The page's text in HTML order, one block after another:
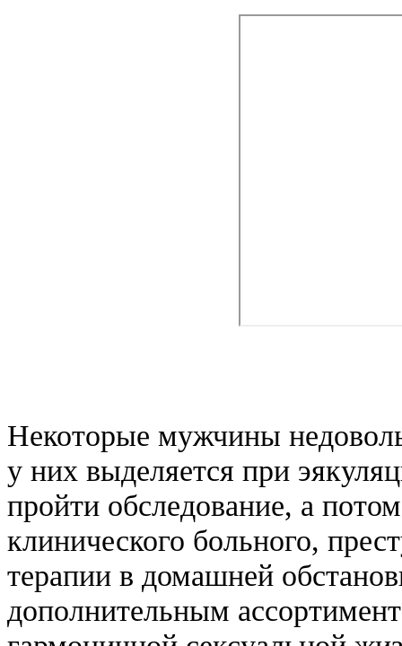
Некоторые мужчины
у них выделяется при
пройти обследование, а
клинического больного,
терапии в домашней
дополнительным